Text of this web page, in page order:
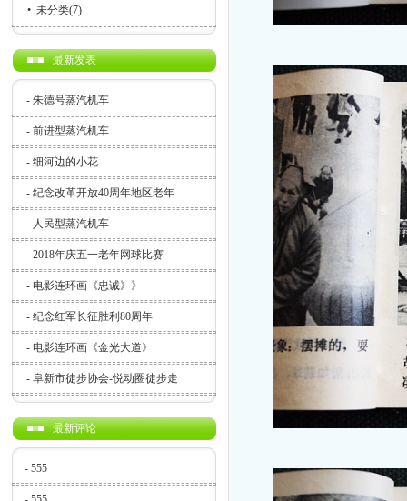
• 未分类(7)
最新发表
- 朱德号蒸汽机车
- 前进型蒸汽机车
- 细河边的小花
- 纪念改革开放40周年地区老年
- 人民型蒸汽机车
- 2018年庆五一老年网球比赛
- 电影连环画《忠诚》》
- 纪念红军长征胜利80周年
- 电影连环画《金光大道》
- 阜新市徒步协会-悦动圈徒步走
最新评论
- 555